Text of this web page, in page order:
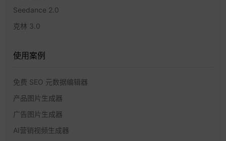
Seedance 2.0
克林 3.0
使用案例
免费 SEO 元数据编辑器
产品图片生成器
广告图片生成器
AI营销视频生成器